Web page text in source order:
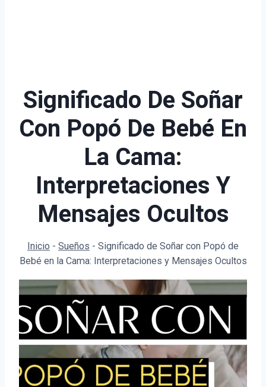
Significado De Soñar
Con Popó De Bebé En
La Cama:
Interpretaciones Y
Mensajes Ocultos
Inicio - Sueños - Significado de Soñar con Popó de
Bebé en la Cama: Interpretaciones y Mensajes Ocultos